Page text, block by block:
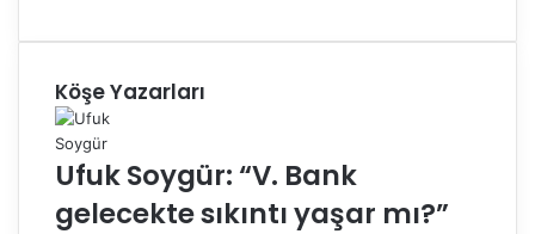
Köşe Yazarları
Ufuk Soygür: “V. Bank
gelecekte sıkıntı yaşar mı?”